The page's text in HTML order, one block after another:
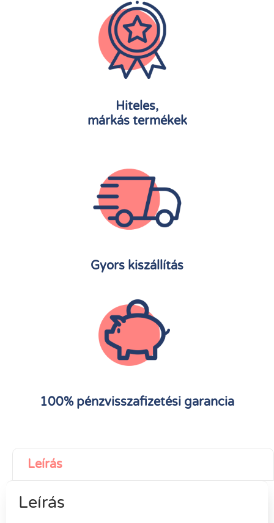
Hiteles,
márkás termékek
Gyors kiszállítás
100% pénzvisszafizetési garancia
Leírás
Leírás